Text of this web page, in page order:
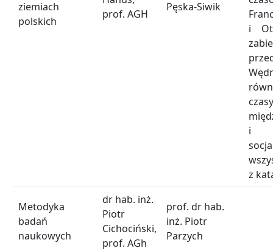
ziemiach
polskich
prof. AGH
Pęska-Siwik
i
i
z
Metodyka
badań
naukowych
dr hab. inż.
Piotr
Cichociński,
prof. AGh
prof. dr hab.
inż. Piotr
Parzych